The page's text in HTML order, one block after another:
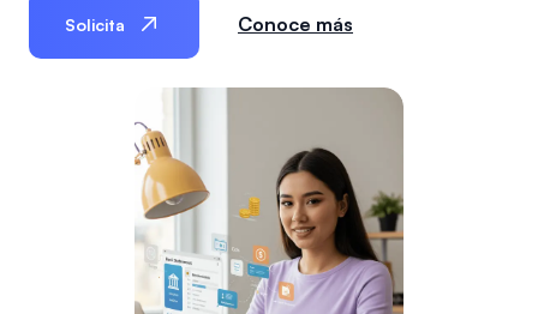
Solicita Conoce más